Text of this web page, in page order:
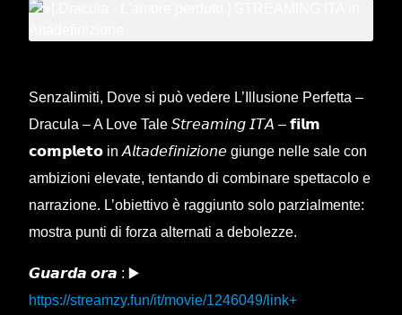
Senzalimiti, Dove si può vedere L’Illusione Perfetta –
Dracula – A Love Tale 𝘚𝘵𝘳𝘦𝘢𝘮𝘪𝘯𝘨 𝘐𝘛𝘈 – 𝗳𝗶𝗹𝗺
𝗰𝗼𝗺𝗽𝗹𝗲𝘁𝗼 in 𝘈𝘭𝘵𝘢𝘥𝘦𝘧𝘪𝘯𝘪𝘻𝘪𝘰𝘯𝘦 giunge nelle sale con
ambizioni elevate, tentando di combinare spettacolo e
narrazione. L’obiettivo è raggiunto solo parzialmente:
mostra punti di forza alternati a debolezze.
𝙂𝙪𝙖𝙧𝙙𝙖 𝙤𝙧𝙖 : ▶️
https://streamzy.fun/it/movie/1246049/link+